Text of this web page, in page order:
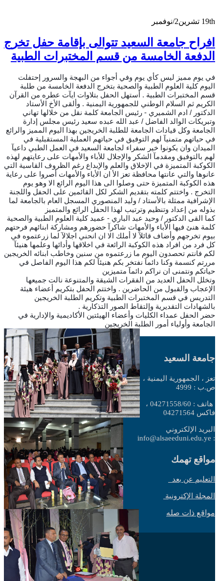
19th تشرين2/نوفمبر
افراح جامعة السعيد تتوالى بإقامة حفل تخرج
الدفعة الخامسة من قسم المختبرات الطبية
في يوم مميز ليس كأي يوم وفي أجواء من البهجة والسرور إحتفلت
اليوم كلية العلوم الطبية والصحية بتخرج الدفعة الخامسة من طلبة
قسم المختبرات الطبية . أستهل الحفل بتلاوات ايآت عطره من القرآن
الكريم ثم السلام الوطني للجمهورية اليمنية . وألقى الأخ الأستاد
الدكتور / ادم الشميري - رئيس الجامعة كلمة نقل من خلالها تهاني
وتبريكات الوالد الفاضل / عبد الله عبده سعيد رئيس مجلس إدارة
الجامعة وكل قيادات الجامعة للطلبة الخريجين بهذا اليوم المميز والرائع
في حياتهم متمنيآ لهم التوفيق في حياتهم العملية المستقبلية في
الميدان وان يكونوا خير سفراء لجامعة السعيد في العمل الطبي داعيآ
لهم بالتوفيق ومقدمآ الشكر والإجلال للأباء والأمهات على رعايتهم لهذه
الكوكبة المتميزة في الإخلاق والعلم والإبداع رغم الظروف القاسية التي
عانوها والتي عانتها محافظة تعز الأ ان الأباء والأمهات أصروا على رعاية
هذه الكوكبة المتميزة حتى وصلوا الى هذا اليوم الرائع الا وهو يوم
التخرج . واختتم كلمته بتقديم الشكر لكل القائمين على الحفل واللجنة
الإشرافية ممثلة بالأستاد / وليد المنصوري المسجل العام بالجامعة لما
بذوله من إعداد وتنظيم وترتيب لهذا الحفل الرائع والمتميز
كما القى الدكتور / وحيد عبد الباري - عميد كلية العلوم الطبية والصحية
كلمة هنئ فيها الأباء والأمهات شاكرآ حضورهم ومشاركة ابنائهم فرحتهم
بيوم تخرجهم وأضاف قائلآ لا أملك الا ان انحني اجلالآ لما زرعتموه في
كل فرد من افراد هذه الكوكبة الرائعة في اخلاقها وأدائها وعلمها هنيئآ
لكم فانتم تحصدون اليوم ما زرعتموه من سنين وخاطب ابنائه الخريجين
مررتم كنسمة وكنا دائمآ نفتخر بكم هنيئآ لكم هذا اليوم الفاصل في
حياتكم ونتمنى ان نراكم دائمآ متميزين
وتخلل الحفل العديد من الفقرات الشيقة والمتنوعة نالت جميعها
الإعجاب والقبول من الحاضرين . واختتم الحفل بتكريم أعضاء هيئة
التدريس في قسم المختبرات الطبية وتكريم الطلبة الخريجين
بالشهادات التقديرية وإلتقاط الصور التذكارية .
حضر الحفل عمداء الكليات وأعضاء الهيئتين الأكاديمية والإدارية في
الجامعة وأولياء أمور الطلبة الخريجين
جامعة السعيد
تعز ، الجمهورية اليمنية ،
ص.ب : 4999
هاتف : 04271558/60 ،
فاكس 04271564
البريد الإلكتروني
: info@alsaeeduni.edu.ye
مواقع تهمك
التعليم عن بعد
المجلة الإكترونية
مواقع ذات صله